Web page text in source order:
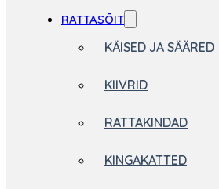
RATTASÕIT
KÄISED JA SÄÄRED
KIIVRID
RATTAKINDAD
KINGAKATTED